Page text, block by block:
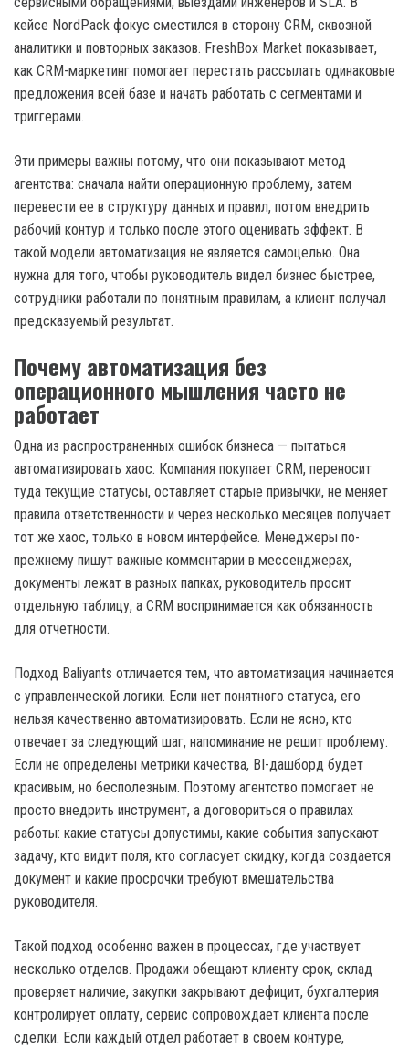
кейсе NordPack фокус сместился в сторону CRM, сквозной
аналитики и повторных заказов. FreshBox Market показывает,
как CRM-маркетинг помогает перестать рассылать одинаковые
предложения всей базе и начать работать с сегментами и
триггерами.
Эти примеры важны потому, что они показывают метод
агентства: сначала найти операционную проблему, затем
перевести ее в структуру данных и правил, потом внедрить
рабочий контур и только после этого оценивать эффект. В
такой модели автоматизация не является самоцелью. Она
нужна для того, чтобы руководитель видел бизнес быстрее,
сотрудники работали по понятным правилам, а клиент получал
предсказуемый результат.
Почему автоматизация без
операционного мышления часто не
работает
Одна из распространенных ошибок бизнеса — пытаться
автоматизировать хаос. Компания покупает CRM, переносит
туда текущие статусы, оставляет старые привычки, не меняет
правила ответственности и через несколько месяцев получает
тот же хаос, только в новом интерфейсе. Менеджеры по-
прежнему пишут важные комментарии в мессенджерах,
документы лежат в разных папках, руководитель просит
отдельную таблицу, а CRM воспринимается как обязанность
для отчетности.
Подход Baliyants отличается тем, что автоматизация начинается
с управленческой логики. Если нет понятного статуса, его
нельзя качественно автоматизировать. Если не ясно, кто
отвечает за следующий шаг, напоминание не решит проблему.
Если не определены метрики качества, BI-дашборд будет
красивым, но бесполезным. Поэтому агентство помогает не
просто внедрить инструмент, а договориться о правилах
работы: какие статусы допустимы, какие события запускают
задачу, кто видит поля, кто согласует скидку, когда создается
документ и какие просрочки требуют вмешательства
руководителя.
Такой подход особенно важен в процессах, где участвует
несколько отделов. Продажи обещают клиенту срок, склад
проверяет наличие, закупки закрывают дефицит, бухгалтерия
контролирует оплату, сервис сопровождает клиента после
сделки. Если каждый отдел работает в своем контуре,